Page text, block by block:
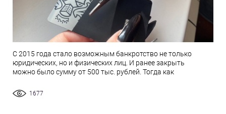
С 2015 года стало возможным банкротство не только
юридических, но и физических лиц. И ранее закрыть
можно было сумму от 500 тыс. рублей. Тогда как
1677